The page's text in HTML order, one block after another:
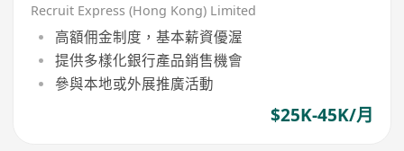
Recruit Express (Hong Kong) Limited
高額佣金制度，基本薪資優渥
提供多樣化銀行產品銷售機會
參與本地或外展推廣活動
$25K-45K/月